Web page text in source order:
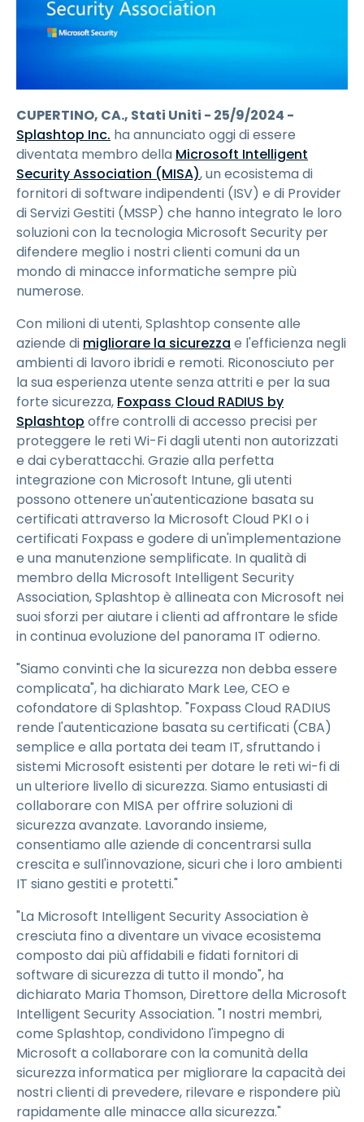
CUPERTINO, CA., Stati Uniti - 25/9/2024 -
Splashtop Inc. ha annunciato oggi di essere
diventata membro della Microsoft Intelligent
Security Association (MISA), un ecosistema di
fornitori di software indipendenti (ISV) e di Provider
di Servizi Gestiti (MSSP) che hanno integrato le loro
soluzioni con la tecnologia Microsoft Security per
difendere meglio i nostri clienti comuni da un
mondo di minacce informatiche sempre più
numerose.
Con milioni di utenti, Splashtop consente alle
aziende di migliorare la sicurezza e l'efficienza negli
ambienti di lavoro ibridi e remoti. Riconosciuto per
la sua esperienza utente senza attriti e per la sua
forte sicurezza, Foxpass Cloud RADIUS by
Splashtop offre controlli di accesso precisi per
proteggere le reti Wi-Fi dagli utenti non autorizzati
e dai cyberattacchi. Grazie alla perfetta
integrazione con Microsoft Intune, gli utenti
possono ottenere un'autenticazione basata su
certificati attraverso la Microsoft Cloud PKI o i
certificati Foxpass e godere di un'implementazione
e una manutenzione semplificate. In qualità di
membro della Microsoft Intelligent Security
Association, Splashtop è allineata con Microsoft nei
suoi sforzi per aiutare i clienti ad affrontare le sfide
in continua evoluzione del panorama IT odierno.
"Siamo convinti che la sicurezza non debba essere
complicata", ha dichiarato Mark Lee, CEO e
cofondatore di Splashtop. "Foxpass Cloud RADIUS
rende l'autenticazione basata su certificati (CBA)
semplice e alla portata dei team IT, sfruttando i
sistemi Microsoft esistenti per dotare le reti wi-fi di
un ulteriore livello di sicurezza. Siamo entusiasti di
collaborare con MISA per offrire soluzioni di
sicurezza avanzate. Lavorando insieme,
consentiamo alle aziende di concentrarsi sulla
crescita e sull'innovazione, sicuri che i loro ambienti
IT siano gestiti e protetti."
"La Microsoft Intelligent Security Association è
cresciuta fino a diventare un vivace ecosistema
composto dai più affidabili e fidati fornitori di
software di sicurezza di tutto il mondo", ha
dichiarato Maria Thomson, Direttore della Microsoft
Intelligent Security Association. "I nostri membri,
come Splashtop, condividono l'impegno di
Microsoft a collaborare con la comunità della
sicurezza informatica per migliorare la capacità dei
nostri clienti di prevedere, rilevare e rispondere più
rapidamente alle minacce alla sicurezza."